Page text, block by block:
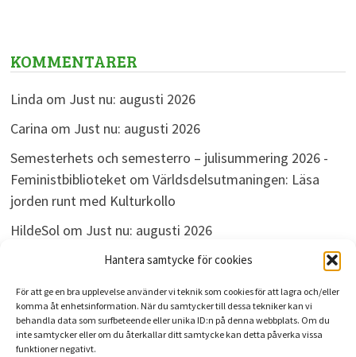
Hantera samtycke för cookies
För att ge en bra upplevelse använder vi teknik som cookies för att lagra och/eller
komma åt enhetsinformation. När du samtycker till dessa tekniker kan vi
behandla data som surfbeteende eller unika ID:n på denna webbplats. Om du
inte samtycker eller om du återkallar ditt samtycke kan detta påverka vissa
funktioner negativt.
KOMMENTARER
Linda om Just nu: augusti 2026
Carina om Just nu: augusti 2026
Semesterhets och semesterro – julisummering 2026 -
Feministbiblioteketom Världsdelsutmaningen: Läsa
jorden runt med Kulturkollo
HildeSolom Just nu: augusti 2026
omJust nu: augusti 2026
ARKIV